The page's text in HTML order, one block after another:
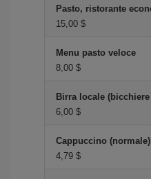
Pasto, ristorante
15,00 $
Menu pasto veloce
8,00 $
Birra locale
6,00 $
Cappuccino (normale)
4,79 $